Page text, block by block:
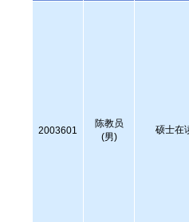
2003601
陈教员
(男)
硕士在